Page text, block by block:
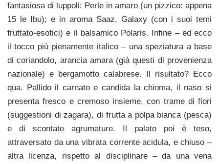
fantasiosa di luppoli: Perle in amaro (un pizzico: appena
15 le Ibu); e in aroma Saaz, Galaxy (con i suoi temi
fruttato-esotici) e il balsamico Polaris. Infine – ed ecco
il tocco più pienamente italico – una speziatura a base
di coriandolo, arancia amara (già questi di provenienza
nazionale) e bergamotto calabrese. Il risultato? Ecco
qua. Pallido il carnato e candida la chioma, il naso si
presenta fresco e cremoso insieme, con trame di fiori
(suggestioni di zagara), di frutta a polpa bianca (pesca)
e di scontate agrumature. Il palato poi è teso,
attraversato da una vibrata corrente acidula, e chiuso –
altra licenza, rispetto al disciplinare – da una vena